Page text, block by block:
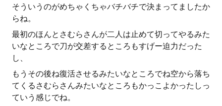
そういうのがめちゃくちゃバチバチで決まってましたか
らね。
最初のほんとさむらさんが二人は止めて切ってやるみた
いなところで刀が交差するところもすげー迫力だった
し、
もうその後ね復活させるみたいなところでね空から落ち
てくるさむらさんみたいなところもかっこよかったしっ
ていう感じでね。